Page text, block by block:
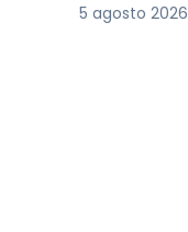
5 agosto 2026